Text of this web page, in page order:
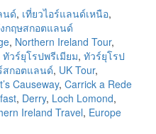
นด์, เที่ยวไอร์แลนด์เหนือ,
กฤษสกอตแลนด์
, Northern Ireland Tour,
ทัวร์ยุโรปพรีเมียม, ทัวร์ยุโรป
สกอตแลนด์, UK Tour,
Causeway, Carrick a Rede
, Derry, Loch Lomond,
Ireland Travel, Europe